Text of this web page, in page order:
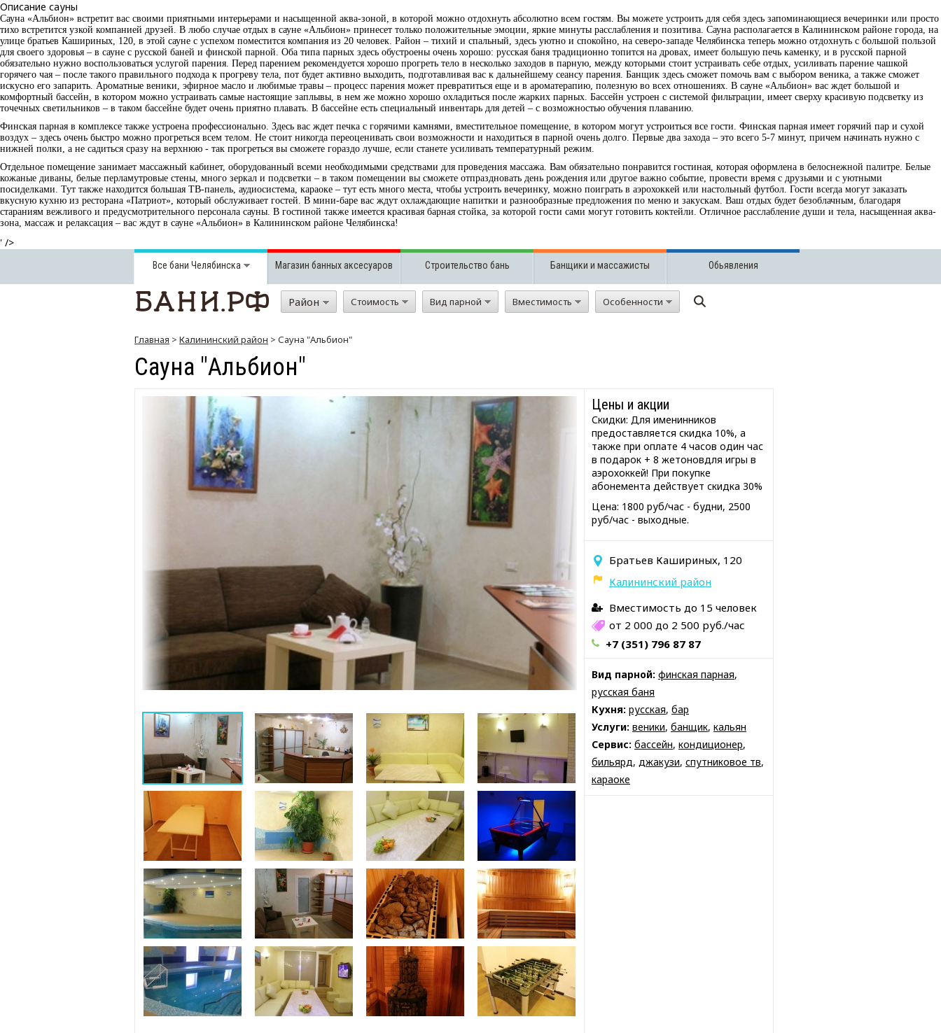
Описание сауны
Сауна «Альбион» встретит вас своими приятными интерьерами и насыщенной аква-зоной, в которой можно отдохнуть абсолютно всем гостям. Вы можете устроить для себя здесь запоминающиеся вечеринки или просто
тихо встретится узкой компанией друзей. В любо случае отдых в сауне «Альбион» принесет только положительные эмоции, яркие минуты расслабления и позитива. Сауна располагается в Калининском районе города, на
улице братьев Кашириных, 120, в этой сауне с успехом поместится компания из 20 человек. Район – тихий и спальный, здесь уютно и спокойно, на северо-западе Челябинска теперь можно отдохнуть с большой пользой
для своего здоровья – в сауне с русской баней и финской парной. Оба типа парных здесь обустроены очень хорошо: русская баня традиционно топится на дровах, имеет большую печь каменку, и в русской парной
обязательно нужно воспользоваться услугой парения. Перед парением рекомендуется хорошо прогреть тело в несколько заходов в парную, между которыми стоит устраивать себе отдых, усиливать парение чашкой
горячего чая – после такого правильного подхода к прогреву тела, пот будет активно выходить, подготавливая вас к дальнейшему сеансу парения. Банщик здесь сможет помочь вам с выбором веника, а также сможет
искусно его запарить. Ароматные веники, эфирное масло и любимые травы – процесс парения может превратиться еще и в ароматерапию, полезную во всех отношениях. В сауне «Альбион» вас ждет большой и
комфортный бассейн, в котором можно устраивать самые настоящие заплывы, в нем же можно хорошо охладиться после жарких парных. Бассейн устроен с системой фильтрации, имеет сверху красивую подсветку из
точечных светильников – в таком бассейне будет очень приятно плавать. В бассейне есть специальный инвентарь для детей – с возможностью обучения плаванию.
Финская парная в комплексе также устроена профессионально. Здесь вас ждет печка с горячими камнями, вместительное помещение, в котором могут устроиться все гости. Финская парная имеет горячий пар и сухой
воздух – здесь очень быстро можно прогреться всем телом. Не стоит никогда переоценивать свои возможности и находиться в парной очень долго. Первые два захода – это всего 5-7 минут, причем начинать нужно с
нижней полки, а не садиться сразу на верхнюю - так прогреться вы сможете гораздо лучше, если станете усиливать температурный режим.
Отдельное помещение занимает массажный кабинет, оборудованный всеми необходимыми средствами для проведения массажа. Вам обязательно понравится гостиная, которая оформлена в белоснежной палитре. Белые
кожаные диваны, белые перламутровые стены, много зеркал и подсветки – в таком помещении вы сможете отпраздновать день рождения или другое важно событие, провести время с друзьями и с уютными
посиделками. Тут также находится большая ТВ-панель, аудиосистема, караоке – тут есть много места, чтобы устроить вечеринку, можно поиграть в аэрохоккей или настольный футбол. Гости всегда могут заказать
вкусную кухню из ресторана «Патриот», который обслуживает гостей. В мини-баре вас ждут охлаждающие напитки и разнообразные предложения по меню и закускам. Ваш отдых будет безоблачным, благодаря
стараниям вежливого и предусмотрительного персонала сауны. В гостиной также имеется красивая барная стойка, за которой гости сами могут готовить коктейли. Отличное расслабление души и тела, насыщенная аква-
зона, массаж и релаксация – вас ждут в сауне «Альбион» в Калининском районе Челябинска!
' />
Все бани Челябинска Магазин банных аксесуаров Строительство бань Банщики и массажисты Обьявления
Район Стоимость Вид парной Вместимость Особенности
Главная > Калининский район > Сауна "Альбион"
Сауна "Альбион"
Цены и акции
Скидки: Для именинников
предоставляется скидка 10%, а
также при оплате 4 часов один час
в подарок + 8 жетоновдля игры в
аэрохоккей! При покупке
абонемента действует скидка 30%
Цена: 1800 руб/час - будни, 2500
руб/час - выходные.
Братьев Кашириных, 120
Калининский район
Вместимость до 15 человек
от 2 000 до 2 500 руб./час
+7 (351) 796 87 87
Вид парной: финская парная,
русская баня
Кухня: русская, бар
Услуги: веники, банщик, кальян
Сервис: бассейн, кондиционер,
бильярд, джакузи, спутниковое тв,
караоке